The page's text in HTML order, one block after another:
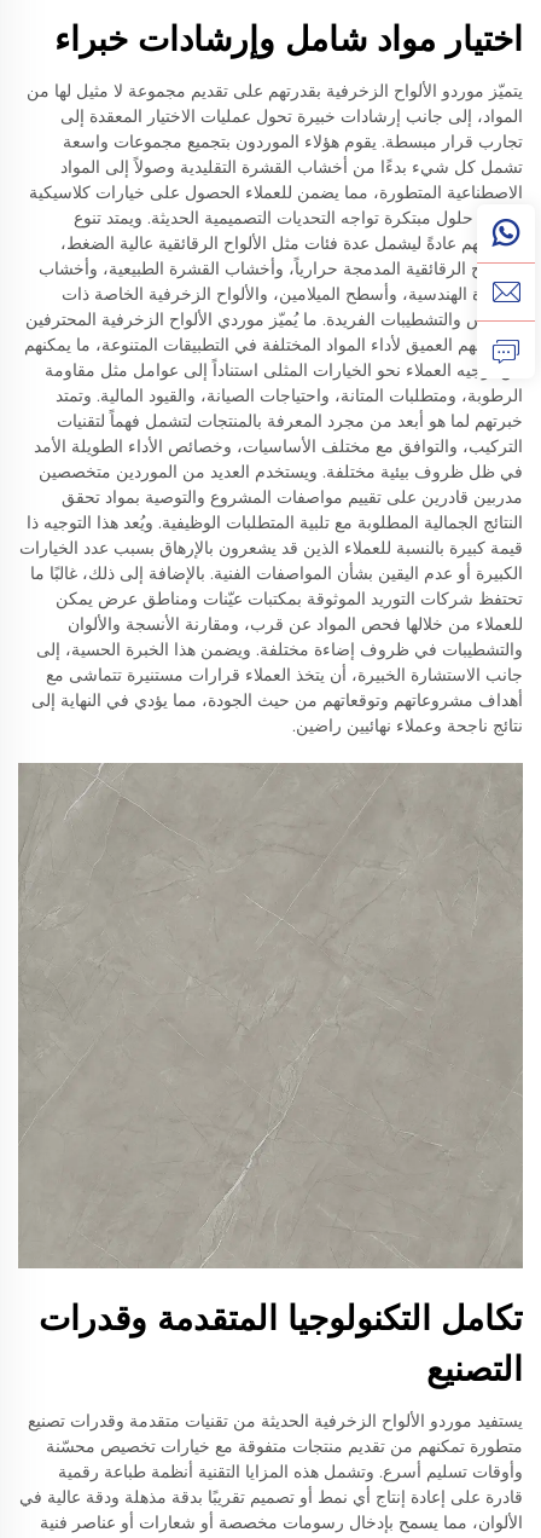
اختيار مواد شامل وإرشادات خبراء
يتميّز موردو الألواح الزخرفية بقدرتهم على تقديم مجموعة لا مثيل لها من
المواد، إلى جانب إرشادات خبيرة تحول عمليات الاختيار المعقدة إلى
تجارب قرار مبسطة. يقوم هؤلاء الموردون بتجميع مجموعات واسعة
تشمل كل شيء بدءًا من أخشاب القشرة التقليدية وصولاً إلى المواد
الاصطناعية المتطورة، مما يضمن للعملاء الحصول على خيارات كلاسيكية
وكذلك حلول مبتكرة تواجه التحديات التصميمية الحديثة. ويمتد تنوع
مخزونهم عادةً ليشمل عدة فئات مثل الألواح الرقائقية عالية الضغط،
والألواح الرقائقية المدمجة حرارياً، وأخشاب القشرة الطبيعية، وأخشاب
القشرة الهندسية، وأسطح الميلامين، والألواح الزخرفية الخاصة ذات
الملمس والتشطيبات الفريدة. ما يُميّز موردي الألواح الزخرفية المحترفين
هو فهمهم العميق لأداء المواد المختلفة في التطبيقات المتنوعة، ما يمكنهم
من توجيه العملاء نحو الخيارات المثلى استناداً إلى عوامل مثل مقاومة
الرطوبة، ومتطلبات المتانة، واحتياجات الصيانة، والقيود المالية. وتمتد
خبرتهم لما هو أبعد من مجرد المعرفة بالمنتجات لتشمل فهماً لتقنيات
التركيب، والتوافق مع مختلف الأساسيات، وخصائص الأداء الطويلة الأمد
في ظل ظروف بيئية مختلفة. ويستخدم العديد من الموردين متخصصين
مدربين قادرين على تقييم مواصفات المشروع والتوصية بمواد تحقق
النتائج الجمالية المطلوبة مع تلبية المتطلبات الوظيفية. ويُعد هذا التوجيه ذا
قيمة كبيرة بالنسبة للعملاء الذين قد يشعرون بالإرهاق بسبب عدد الخيارات
الكبيرة أو عدم اليقين بشأن المواصفات الفنية. بالإضافة إلى ذلك، غالبًا ما
تحتفظ شركات التوريد الموثوقة بمكتبات عيّنات ومناطق عرض يمكن
للعملاء من خلالها فحص المواد عن قرب، ومقارنة الأنسجة والألوان
والتشطيبات في ظروف إضاءة مختلفة. ويضمن هذا الخبرة الحسية، إلى
جانب الاستشارة الخبيرة، أن يتخذ العملاء قرارات مستنيرة تتماشى مع
أهداف مشروعاتهم وتوقعاتهم من حيث الجودة، مما يؤدي في النهاية إلى
نتائج ناجحة وعملاء نهائيين راضين.
تكامل التكنولوجيا المتقدمة وقدرات
التصنيع
يستفيد موردو الألواح الزخرفية الحديثة من تقنيات متقدمة وقدرات تصنيع
متطورة تمكنهم من تقديم منتجات متفوقة مع خيارات تخصيص محسّنة
وأوقات تسليم أسرع. وتشمل هذه المزايا التقنية أنظمة طباعة رقمية
قادرة على إعادة إنتاج أي نمط أو تصميم تقريبًا بدقة مذهلة ودقة عالية في
الألوان، مما يسمح بإدخال رسومات مخصصة أو شعارات أو عناصر فنية